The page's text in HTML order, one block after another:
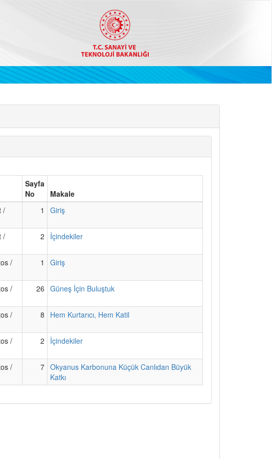
Sayfa
No
Makale
/
1 Giriş
/
2 İçindekiler
/
1 Giriş
/
26 Güneş İçin Buluştuk
/
8 Hem Kurtarıcı, Hem Katil
/
2 İçindekiler
/
7 Okyanus Karbonuna Küçük Canlıdan Büyük
Katkı